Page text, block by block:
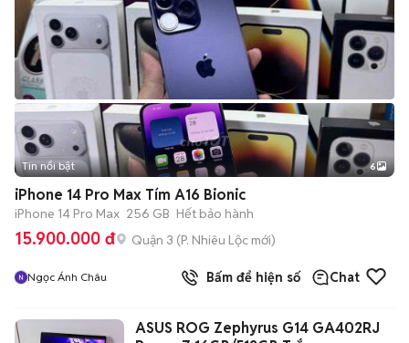
+2
Tin nổi bật 6
iPhone 14 Pro Max Tím A16 Bionic
iPhone 14 Pro Max 256 GB Hết bảo hành
15.900.000 đ Quận 3 (P. Nhiêu Lộc mới)
Ngọc Ánh Châu Bấm để hiện số Chat
ASUS ROG Zephyrus G14 GA402RJ